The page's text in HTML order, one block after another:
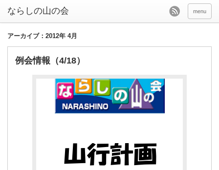
menu
アーカイブ：2012年 4月
例会情報（4/18）